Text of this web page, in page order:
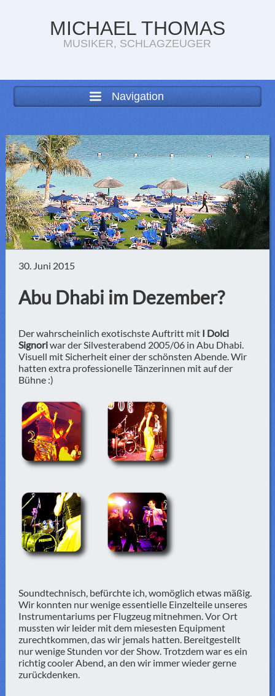
MICHAEL THOMAS
MUSIKER, SCHLAGZEUGER
Navigation
30. Juni 2015
Abu Dhabi im Dezember?
Der wahrscheinlich exotischste Auftritt mit I Dolci
Signoriwar der Silvesterabend 2005/06 in Abu Dhabi.
Visuell mit Sicherheit einer der schönsten Abende. Wir
hatten extra professionelle Tänzerinnen mit auf der
Bühne :)
Soundtechnisch, befürchte ich, womöglich etwas mäßig.
Wir konnten nur wenige essentielle Einzelteile unseres
Instrumentariums per Flugzeug mitnehmen. Vor Ort
mussten wir leider mit dem miesesten Equipment
zurechtkommen, das wir jemals hatten. Bereitgestellt
nur wenige Stunden vor der Show. Trotzdem war es ein
richtig cooler Abend, an den wir immer wieder gerne
zurückdenken.